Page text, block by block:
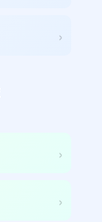
›
›
›